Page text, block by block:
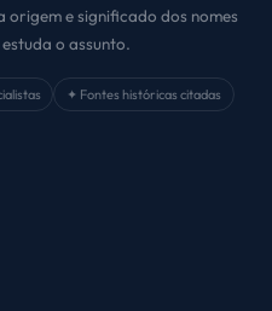
e significado dos nomes
o assunto.
✦ Fontes históricas citadas